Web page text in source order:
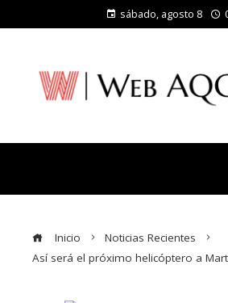
sábado, agosto 8
Inicio
Noticias Recientes
Así será el próximo helicóptero a